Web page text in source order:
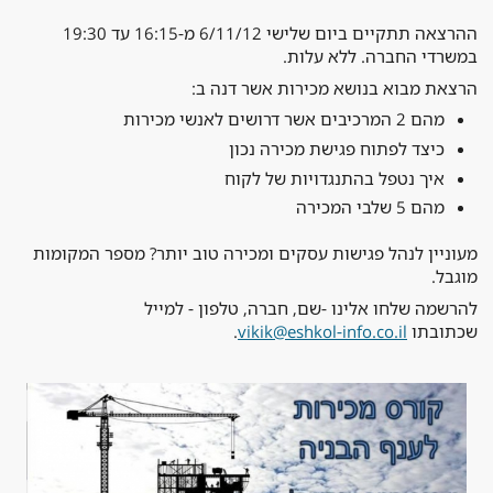
ההרצאה תתקיים ביום שלישי 6/11/12 מ-16:15 עד 19:30
במשרדי החברה. ללא עלות.
הרצאת מבוא בנושא מכירות אשר דנה ב:
מהם 2 המרכיבים אשר דרושים לאנשי מכירות
כיצד לפתוח פגישת מכירה נכון
איך נטפל בהתנגדויות של לקוח
מהם 5 שלבי המכירה
מעוניין לנהל פגישות עסקים ומכירה טוב יותר? מספר המקומות
מוגבל.
להרשמה שלחו אלינו -שם, חברה, טלפון - למייל
שכתובתו vikik@eshkol-info.co.il
.